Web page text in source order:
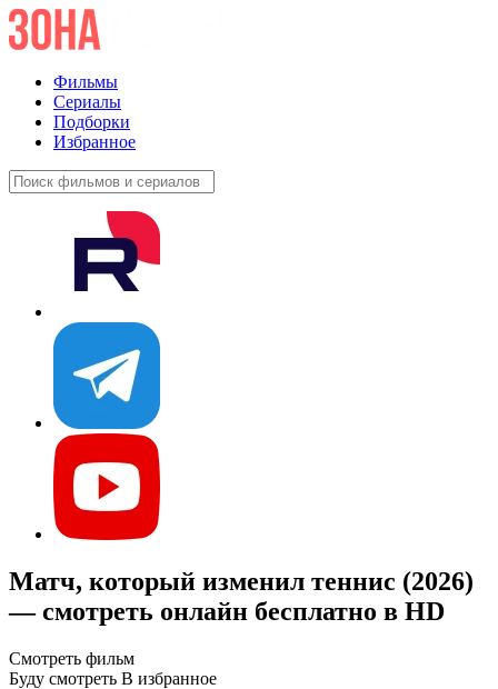
Фильмы
Сериалы
Подборки
Избранное
Матч, который изменил теннис (2026)
— смотреть онлайн бесплатно в HD
Смотреть фильм
Буду смотреть В избранное